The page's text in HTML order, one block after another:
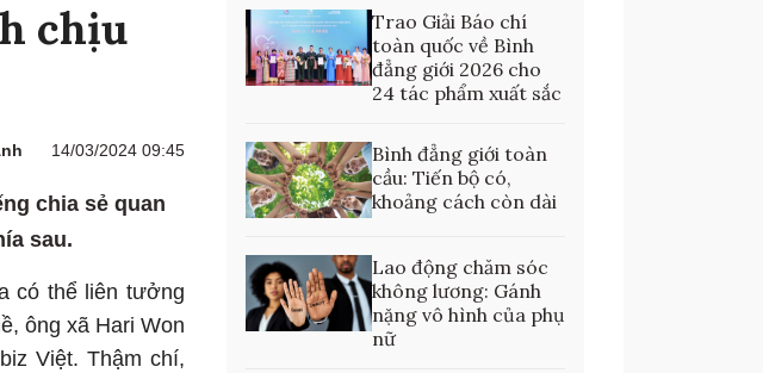
chịu
14/03/2024 09:45
chia sẻ quan
sau.
có thể liên tưởng
ông xã Hari Won
Việt. Thậm chí,
Trao Giải Báo chí
toàn quốc về Bình
đẳng giới 2026 cho
24 tác phẩm xuất sắc
Bình đẳng giới toàn
cầu: Tiến bộ có,
khoảng cách còn dài
Lao động chăm sóc
không lương: Gánh
nặng vô hình của phụ
nữ